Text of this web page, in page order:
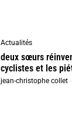
Actualités
deux sœurs
cyclistes et les
jean-christophe collet -